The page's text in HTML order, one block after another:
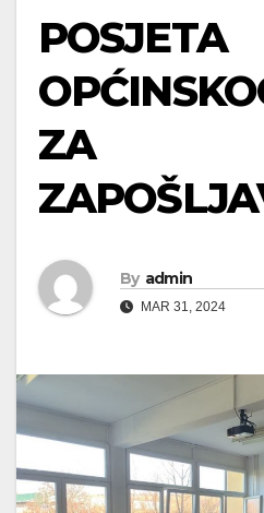
POSJETA
ZA
By admin
MAR 31, 2024